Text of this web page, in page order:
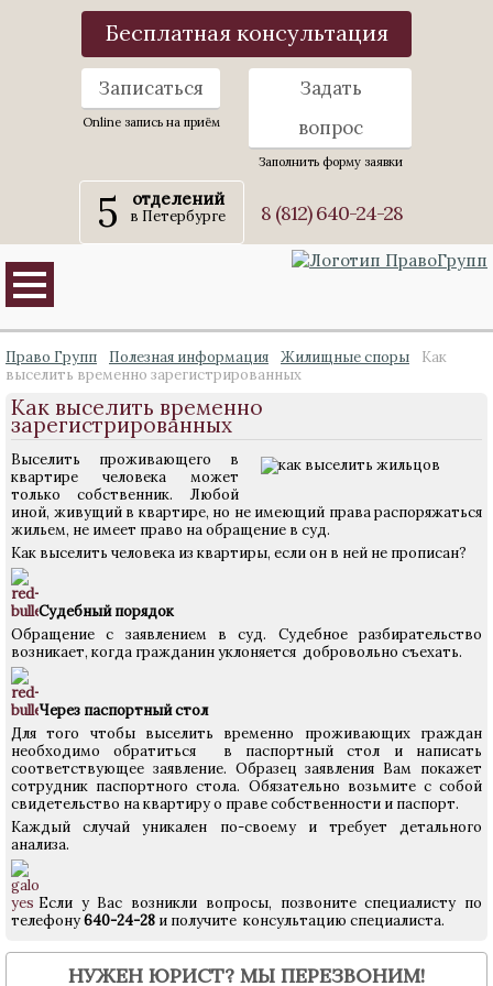
Бесплатная консультация
Записаться
Online запись на приём
Задать
вопрос
Заполнить форму заявки
5 отделений
в Петербурге 8 (812) 640-24-28
Право Групп Полезная информация Жилищные споры
Как
выселить временно зарегистрированных
Как выселить временно
зарегистрированных
Выселить проживающего в
квартире человека может
только собственник. Любой
иной, живущий в квартире, но не имеющий права распоряжаться
жильем, не имеет право на обращение в суд.
Как выселить человека из квартиры, если он в ней не прописан?
Судебный порядок
Обращение с заявлением в суд. Судебное разбирательство
возникает, когда гражданин уклоняется добровольно съехать.
Через паспортный стол
Для того чтобы выселить временно проживающих граждан
необходимо обратиться в паспортный стол и написать
соответствующее заявление. Образец заявления Вам покажет
сотрудник паспортного стола. Обязательно возьмите с собой
свидетельство на квартиру о праве собственности и паспорт.
Каждый случай уникален по-своему и требует детального
анализа.
Если у Вас возникли вопросы, позвоните специалисту по
телефону640-24-28 и получите консультацию специалиста.
НУЖЕН ЮРИСТ? МЫ ПЕРЕЗВОНИМ!